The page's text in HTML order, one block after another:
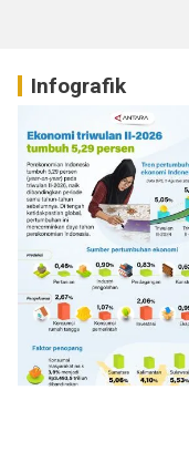
Infografik